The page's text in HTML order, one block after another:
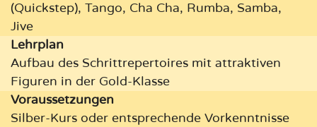
(Quickstep), Tango, Cha Cha, Rumba, Samba,
Jive
Lehrplan
Aufbau des Schrittrepertoires mit attraktiven
Figuren in der Gold-Klasse
Vor­aus­setzungen
Silber-Kurs oder entsprechende Vorkenntnisse